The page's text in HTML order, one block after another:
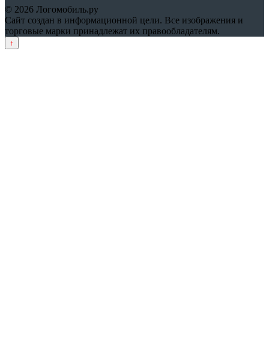
© 2026 Логомобиль.ру
Сайт создан в информационной цели. Все изображения и
торговые марки принадлежат их правообладателям.